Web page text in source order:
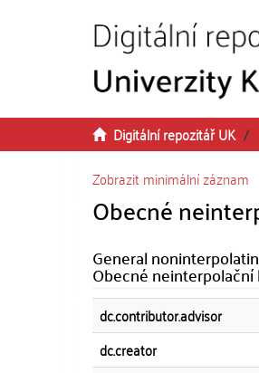
Digitální repozitář UK
Zobrazit minimální záznam
Obecné
General
Obecné
dc.contributor.advisor
dc.creator